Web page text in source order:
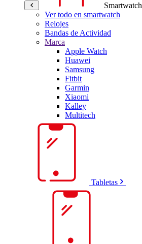
Smartwatch
Ver todo en smartwatch
Relojes
Bandas de Actividad
Marca
Apple Watch
Huawei
Samsung
Fitbit
Garmin
Xiaomi
Kalley
Multitech
Tabletas